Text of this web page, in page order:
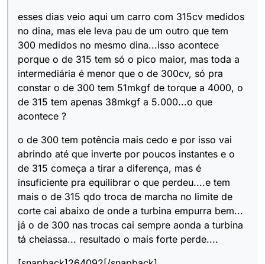
esses dias veio aqui um carro com 315cv medidos
no dina, mas ele leva pau de um outro que tem
300 medidos no mesmo dina...isso acontece
porque o de 315 tem só o pico maior, mas toda a
intermediária é menor que o de 300cv, só pra
constar o de 300 tem 51mkgf de torque a 4000, o
de 315 tem apenas 38mkgf a 5.000...o que
acontece ?
o de 300 tem potência mais cedo e por isso vai
abrindo até que inverte por poucos instantes e o
de 315 começa a tirar a diferença, mas é
insuficiente pra equilibrar o que perdeu....e tem
mais o de 315 qdo troca de marcha no limite de
corte cai abaixo de onde a turbina empurra bem...
já o de 300 nas trocas cai sempre aonda a turbina
tá cheiassa... resultado o mais forte perde....